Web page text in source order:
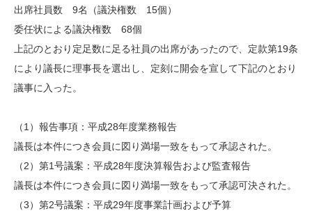
出席社員数 9名（議決権数 15個）
委任状による議決権数 68個
上記のとおり定足数に足る社員の出席があったので、定款第19条
により議長に理事長を選出し、定刻に開会を宣して下記のとおり
議事に入った。
（1）報告事項：平成28年度業務報告
議長は本件につき会員に図り満場一致をもって承認された。
（2）第1号議案：平成28年度決算報告および監査報告
議長は本件につき会員に図り満場一致をもって承認可決された。
（3）第2号議案：平成29年度事業計画および予算